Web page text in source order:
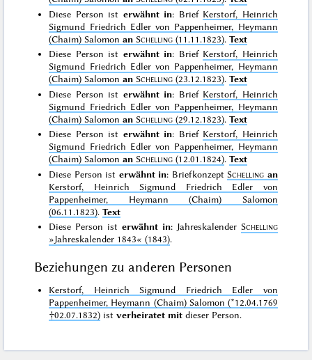
Diese Person ist erwähnt in: Brief Kerstorf, Heinrich
Sigmund Friedrich Edler von Pappenheimer, Heymann
(Chaim) Salomonan Schelling (11.11.1823).Text
Diese Person ist erwähnt in: Brief Kerstorf, Heinrich
Sigmund Friedrich Edler von Pappenheimer, Heymann
(Chaim) Salomonan Schelling (23.12.1823).Text
Diese Person ist erwähnt in: Brief Kerstorf, Heinrich
Sigmund Friedrich Edler von Pappenheimer, Heymann
(Chaim) Salomonan Schelling (29.12.1823).Text
Diese Person ist erwähnt in: Brief Kerstorf, Heinrich
Sigmund Friedrich Edler von Pappenheimer, Heymann
(Chaim) Salomonan Schelling (12.01.1824).Text
Diese Person ist erwähnt in: Briefkonzept Schelling an
Kerstorf, Heinrich Sigmund Friedrich Edler von
Pappenheimer, Heymann (Chaim) Salomon
(06.11.1823).Text
Diese Person ist erwähnt in: Jahreskalender Schelling
»Jahreskalender 1843« (1843).
Beziehungen zu anderen Personen
Kerstorf, Heinrich Sigmund Friedrich Edler von
Pappenheimer, Heymann (Chaim) Salomon (*12.04.1769
†02.07.1832) istverheiratet mit dieser Person.